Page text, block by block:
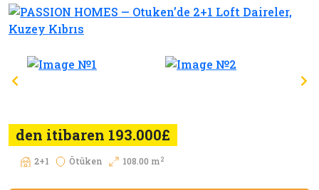
den itibaren 193.000£
2+1 Ötüken 108.00 m2